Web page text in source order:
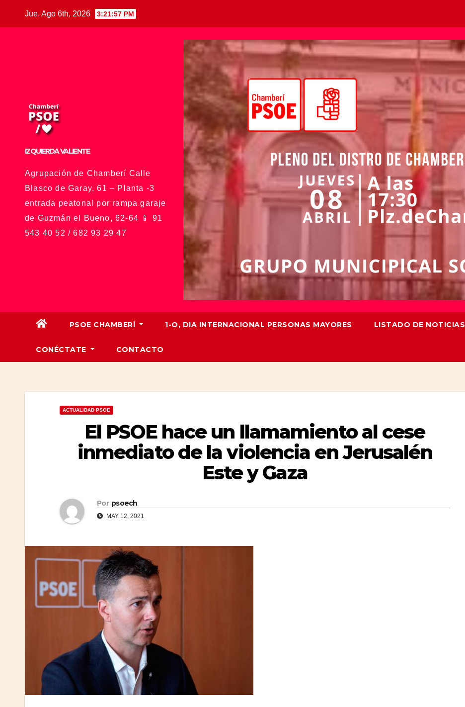
Jue. Ago 6th, 2026 3:21:58 PM
IZQUIERDA VALIENTE
Agrupación de Chamberí Calle
Blasco de Garay, 61 – Planta -3
entrada peatonal por rampa garaje
de Guzmán el Bueno, 62-64 📱 91
543 40 52 / 682 93 29 47
PSOE CHAMBERÍ 1-O, DIA INTERNACIONAL PERSONAS MAYORES LISTADO DE NOTICIAS
CONÉCTATE CONTACTO
ACTUALIDAD PSOE
El PSOE hace un llamamiento al cese
inmediato de la violencia en Jerusalén
Este y Gaza
Por psoech
MAY 12, 2021